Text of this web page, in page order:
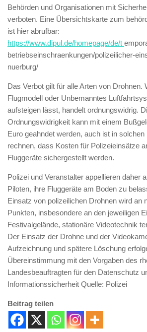
Behörden und Organisationen mit
verboten. Eine Übersichtskarte zum
ist hier abrufbar:
https://www.dipul.de/homepage/de/t
betriebseinschraenkungen/polizeilicher-
nuerburg/
Das Verbot gilt für alle Arten von Drohnen.
Flugmodell oder Unbemanntes
aufsteigen lässt, handelt ordnungswidrig.
Ordnungswidrigkeit kann mit einem
Euro geahndet werden, auch ist in
rechnen, dass Kosten für Polizeieinsätze
Fluggeräte sichergestellt werden.
Polizei und Veranstalter appellieren daher
Piloten, ihre Fluggeräte am Boden zu
Einsatz von polizeilichen Drohnen wird an
Punkten, insbesondere an den jeweiligen
Festivalgelände, stationäre Videotechnik
Der Einsatz der Drohne und der
Aufzeichnung und spätere Löschung
Übereinstimmung mit den Vorgaben des
Landesbeauftragten für den Datenschutz
Informationssicherheit Quelle: Polizei
Beitrag teilen